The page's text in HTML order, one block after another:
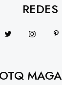
REDES